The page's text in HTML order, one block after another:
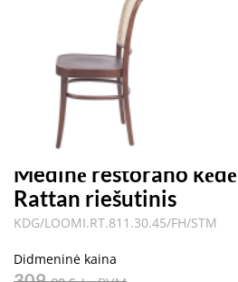
Medinė restorano
Rattan riešutinis
KDG/LOOMI.RT.811.30.45/FH/STM
Didmeninė kaina